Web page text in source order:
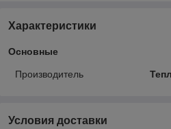
Характеристики
Основные
Производитель
Условия доставки